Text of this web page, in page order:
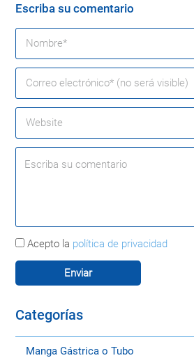
Escriba su comentario
Acepto la política de privacidad
Categorías
Manga Gástrica o Tubo